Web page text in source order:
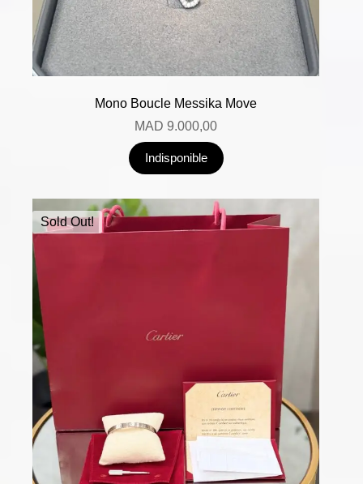
Mono Boucle Messika Move
MAD 9.000,00
Indisponible
Sold Out!